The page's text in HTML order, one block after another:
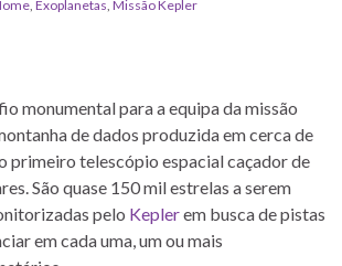
Exoplanetas Missão Kepler
monumental para a equipa da missão
de dados produzida em cerca de
primeiro telescópio espacial caçador de
São quase 150 mil estrelas a serem
pelo Keplerem busca de pistas
em cada uma, um ou mais